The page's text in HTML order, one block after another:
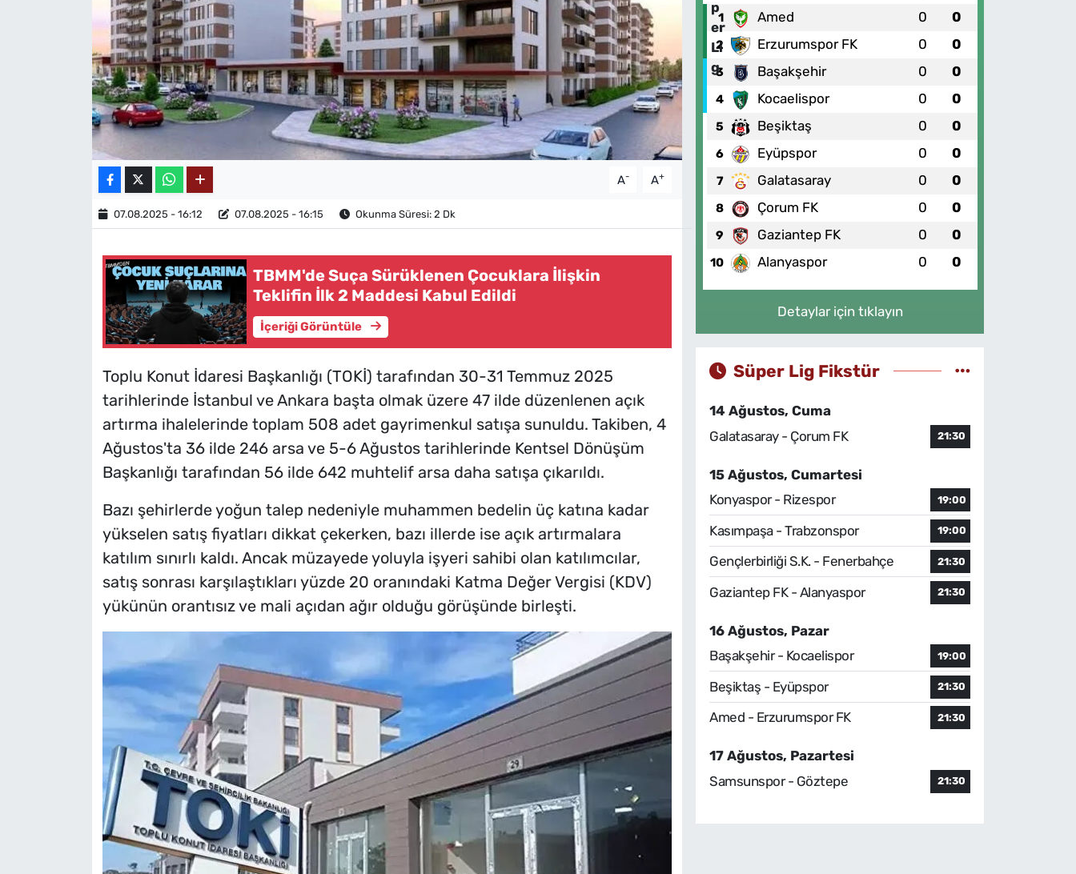
A- A+
07.08.2025 - 16:12 07.08.2025 - 16:15 Okunma Süresi: 2 Dk
TBMM'de Suça Sürüklenen Çocuklara İlişkin
Teklifin İlk 2 Maddesi Kabul Edildi
İçeriği Görüntüle
Toplu Konut İdaresi Başkanlığı (TOKİ) tarafından 30-31 Temmuz 2025
tarihlerinde İstanbul ve Ankara başta olmak üzere 47 ilde düzenlenen açık
artırma ihalelerinde toplam 508 adet gayrimenkul satışa sunuldu. Takiben, 4
Ağustos'ta 36 ilde 246 arsa ve 5-6 Ağustos tarihlerinde Kentsel Dönüşüm
Başkanlığı tarafından 56 ilde 642 muhtelif arsa daha satışa çıkarıldı.
Bazı şehirlerde yoğun talep nedeniyle muhammen bedelin üç katına kadar
yükselen satış fiyatları dikkat çekerken, bazı illerde ise açık artırmalara
katılım sınırlı kaldı. Ancak müzayede yoluyla işyeri sahibi olan katılımcılar,
satış sonrası karşılaştıkları yüzde 20 oranındaki Katma Değer Vergisi (KDV)
yükünün orantısız ve mali açıdan ağır olduğu görüşünde birleşti.
1 Amed 0 0
2 Erzurumspor FK 0 0
3 Başakşehir 0 0
4 Kocaelispor 0 0
5 Beşiktaş 0 0
6 Eyüpspor 0 0
7 Galatasaray 0 0
8 Çorum FK 0 0
9 Gaziantep FK 0 0
10 Alanyaspor 0 0
Detaylar için tıklayın
Süper Lig Fikstür
14 Ağustos, Cuma
Galatasaray - Çorum FK
21:30
15 Ağustos, Cumartesi
Konyaspor - Rizespor
19:00
Kasımpaşa - Trabzonspor 19:00
Gençlerbirliği S.K. - Fenerbahçe 21:30
Gaziantep FK - Alanyaspor 21:30
16 Ağustos, Pazar
Başakşehir - Kocaelispor
19:00
Beşiktaş - Eyüpspor 21:30
Amed - Erzurumspor FK 21:30
17 Ağustos, Pazartesi
Samsunspor - Göztepe
21:30